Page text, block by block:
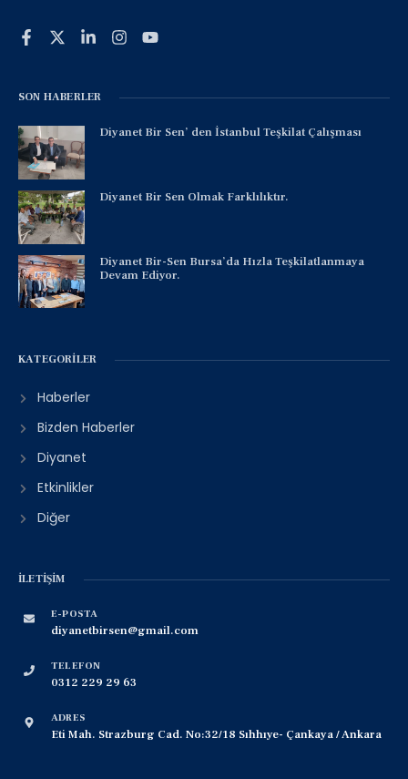
SON HABERLER
Diyanet Bir Sen’ den İstanbul Teşkilat Çalışması
Diyanet Bir Sen Olmak Farklılıktır.
Diyanet Bir-Sen Bursa’da Hızla Teşkilatlanmaya
Devam Ediyor.
KATEGORILER
Haberler
Bizden Haberler
Diyanet
Etkinlikler
Diğer
İLETIŞIM
E-POSTA
diyanetbirsen@gmail.com
TELEFON
0312 229 29 63
ADRES
Eti Mah. Strazburg Cad. No:32/18 Sıhhıye- Çankaya / Ankara